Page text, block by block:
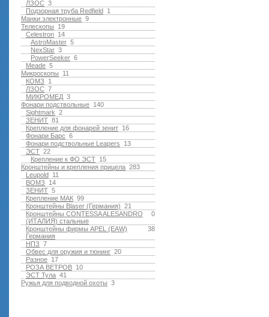
3
ЛЗОС
1
Подзорная труба Redfield
9
Манки электронные
19
Телескопы
14
Celestron
5
AstroMaster
3
NexStar
6
PowerSeeker
5
Meade
11
Микроскопы
1
КОМЗ
7
ЛЗОС
3
МИКРОМЕД
140
Фонари подствольные
2
Sightmark
81
ЗЕНИТ
16
Крепление для фонарей зенит
6
Фонари Барс
13
Фонари подствольные Leapers
22
ЭСТ
15
Крепление к ФО ЭСТ
283
Кронштейны и крепления прицела
11
Leupold
14
ВОМЗ
5
ЗЕНИТ
99
Крепление МАК
21
Кронштейны Blaser (Германия)
0
Кронштейны CONTESSA ALESANDRO
(ИТАЛИЯ) стальные
38
Кронштейны фирмы APEL (EAW)
Германия
7
НПЗ
20
Обвес для оружия и тюнинг
17
Разное
10
РОЗА ВЕТРОВ
41
ЭСТ Тула
3
Ружья для подводной оxоты